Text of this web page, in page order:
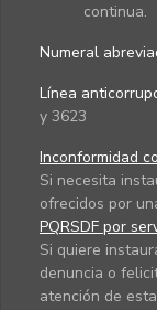
continua.
Numeral
Línea
y 3623
Inconformidad
Si necesita
ofrecidos por
PQRSDF por
Si quiere
denuncia o
atención de